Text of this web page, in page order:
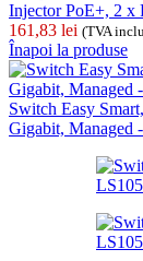
Injector PoE+, 2 x
161,83 lei (TVA
Înapoi la produse
Switch Easy
Gigabit, Managed